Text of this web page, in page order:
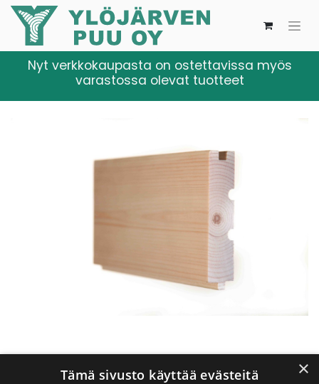
Nyt verkkokaupasta on ostettavissa myös
varastossa olevat tuotteet
×
Tämä sivusto käyttää evästeitä